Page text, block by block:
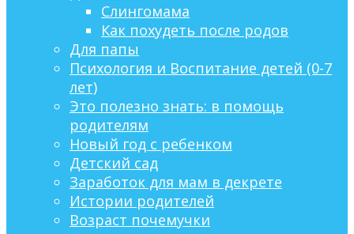
Слингомама
Как похудеть после родов
Для папы
Психология и Воспитание детей (0-7
лет)
Это полезно знать: в помощь
родителям
Новый год с ребенком
Детский сад
Заработок для мам в декрете
Истории родителей
Возраст почемучки